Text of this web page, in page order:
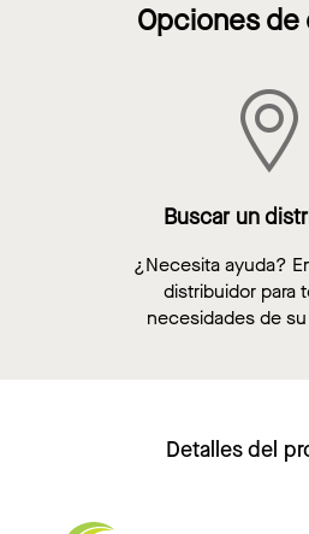
Opciones de
Buscar un
¿Necesita ayuda?
distribuidor para
necesidades de
Detalles del